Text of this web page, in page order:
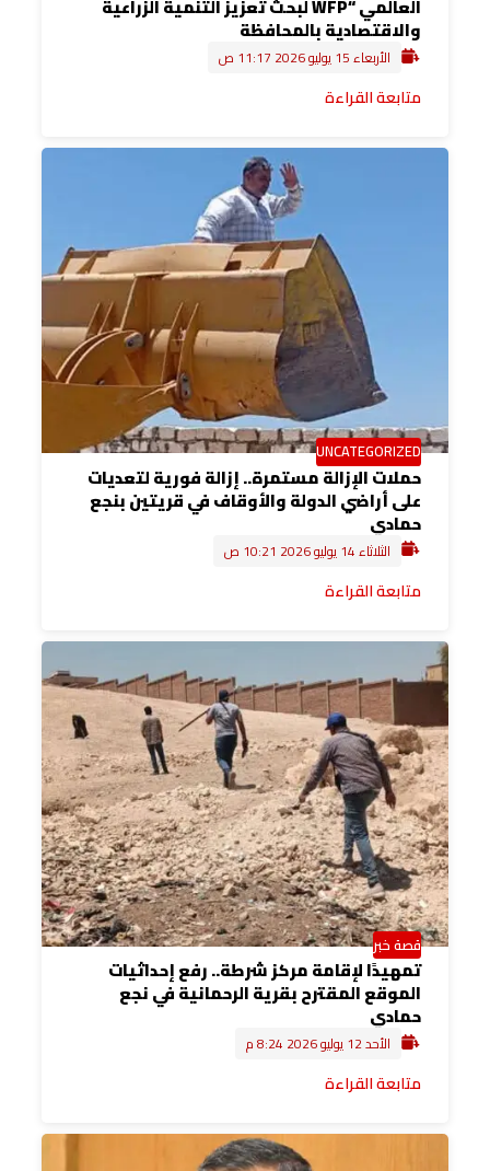
العالمي “WFP لبحث تعزيز التنمية الزراعية
والاقتصادية بالمحافظة
الأربعاء 15 يوليو 2026 11:17 ص
متابعة القراءة
UNCATEGORIZED
حملات الإزالة مستمرة.. إزالة فورية لتعديات
على أراضي الدولة والأوقاف في قريتين بنجع
حمادي
الثلاثاء 14 يوليو 2026 10:21 ص
متابعة القراءة
قصة خبر
تمهيدًا لإقامة مركز شرطة.. رفع إحداثيات
الموقع المقترح بقرية الرحمانية في نجع
حمادي
الأحد 12 يوليو 2026 8:24 م
متابعة القراءة